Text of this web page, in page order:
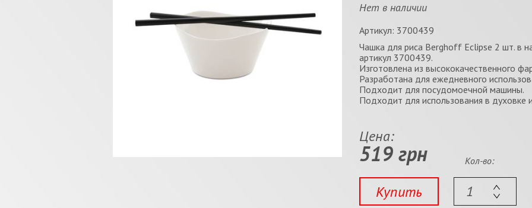
Нет в наличии
Артикул: 3700439
Чашка для риса Berghoff Eclipse 2 шт. в
артикул 3700439.
Изготовлена из высококачественного
Разработана для ежедневного
Подходит для посудомоечной машины.
Подходит для использования в духовке
Цена:
519 грн
Купить
Кол-во: